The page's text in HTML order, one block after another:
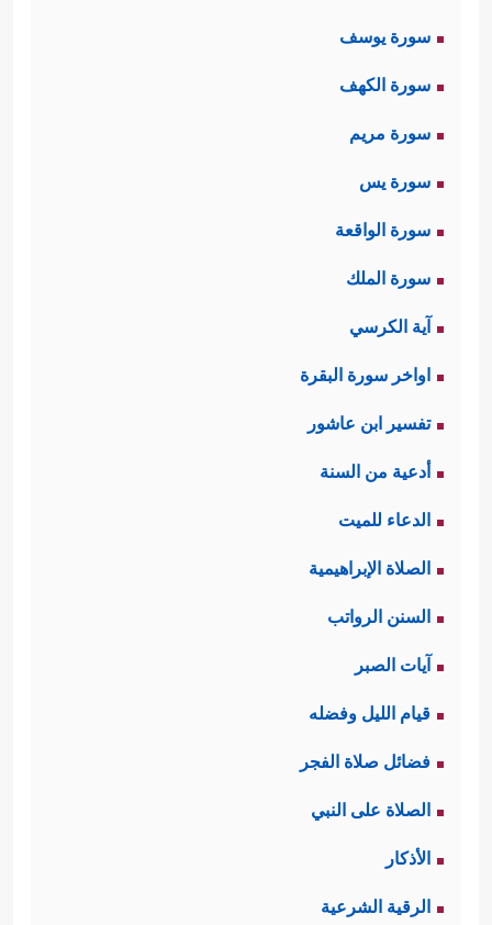
سورة يوسف
سورة الكهف
سورة مريم
سورة يس
سورة الواقعة
سورة الملك
آية الكرسي
اواخر سورة البقرة
تفسير ابن عاشور
أدعية من السنة
الدعاء للميت
الصلاة الإبراهيمية
السنن الرواتب
آيات الصبر
قيام الليل وفضله
فضائل صلاة الفجر
الصلاة على النبي
الأذكار
الرقية الشرعية